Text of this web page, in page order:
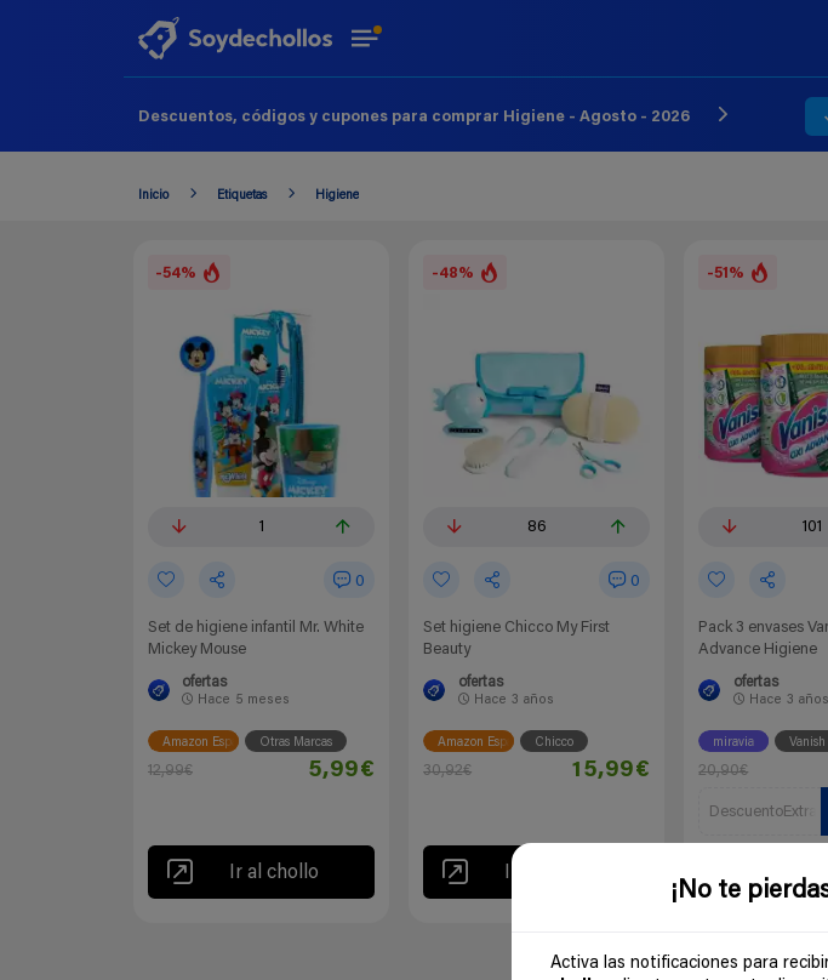
¡No te
Activa las notificaciones para
Descuentos, códigos y cupones para comprar Higiene - Agosto - 2026
Inicio Etiquetas Higiene
-54%
1
0
Set de higiene infantil Mr. White
Mickey Mouse
ofertas
Hace 5 meses
Amazon España Otras Marcas
12,99€ 5,99€
Ir al chollo
-48%
86
0
Set higiene Chicco My First
Beauty
ofertas
Hace 3 años
Amazon España Chicco
30,92€ 15,99€
Ir al chollo
-51%
101
Pack 3 envases
Advance Higiene
ofertas
Hace 3 años
miravia Vanish
20,90€
DescuentoExtra
Ir al